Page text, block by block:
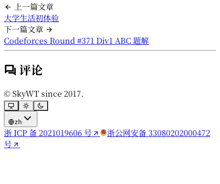
上一篇文章
大学生活初体验
下一篇文章
Codeforces Round #371 Div1 ABC 题解
评论
© SkyWT since 2017.
zh
浙 ICP 备 2021019606 号
浙公网安备 33080202000472
号